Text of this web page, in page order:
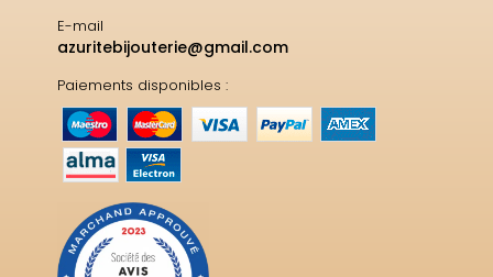
E-mail
azuritebijouterie@gmail.com
Paiements disponibles :